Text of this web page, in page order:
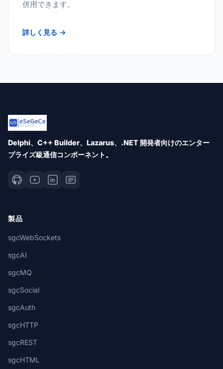
併用できます。
詳しく見る →
Delphi、C++ Builder、Lazarus、.NET 開発者向けのエンター
プライズ級通信コンポーネント。
製品
sgcWebSockets
sgcAI
sgcMQ
sgcSocial
sgcAuth
sgcHTTP
sgcREST
sgcHTML